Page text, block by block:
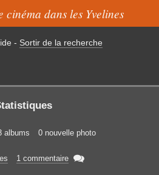
cinéma dans les Yvelines
- Sortir de la recherche
albums 0 nouvelle photo
1 commentaire 